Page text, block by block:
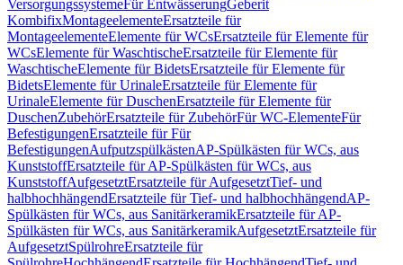
VersorgungssystemeFür EntwässerungGeberit
KombifixMontageelementeErsatzteile für
MontageelementeElemente für WCsErsatzteile für Elemente für
WCsElemente für WaschtischeErsatzteile für Elemente für
WaschtischeElemente für BidetsErsatzteile für Elemente für
BidetsElemente für UrinaleErsatzteile für Elemente für
UrinaleElemente für DuschenErsatzteile für Elemente für
DuschenZubehörErsatzteile für ZubehörFür WC-ElementeFür
BefestigungenErsatzteile für Für
BefestigungenAufputzspülkästenAP-Spülkästen für WCs, aus
KunststoffErsatzteile für AP-Spülkästen für WCs, aus
KunststoffAufgesetztErsatzteile für AufgesetztTief- und
halbhochhängendErsatzteile für Tief- und halbhochhängendAP-
Spülkästen für WCs, aus SanitärkeramikErsatzteile für AP-
Spülkästen für WCs, aus SanitärkeramikAufgesetztErsatzteile für
AufgesetztSpülrohreErsatzteile für